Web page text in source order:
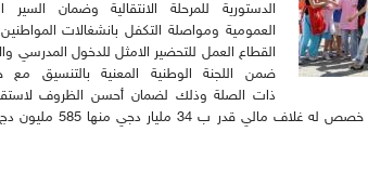
الدستورية للمرحلة الانتقالية وضمان
العمومية ومواصلة التكفل بانشغالات
القطاع العمل للتحضير الامثل للدخول المدرسي
ضمن اللجنة الوطنية المعنية بالتنسيق مع
ذات الصلة وذلك لضمان أحسن الظروف
لاسيما إعادة تأهيل المدارس الابتدائية